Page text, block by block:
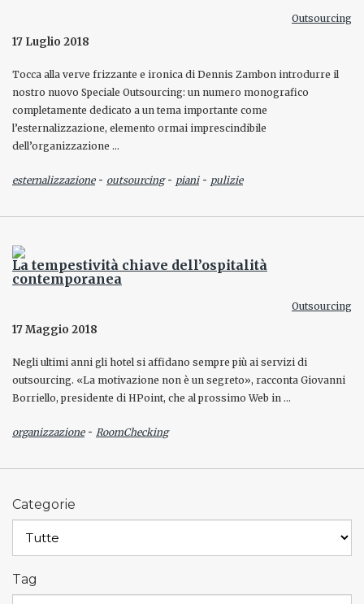
Outsourcing
17 Luglio 2018
Tocca alla verve frizzante e ironica di Dennis Zambon introdurre il
nostro nuovo Speciale Outsourcing: un numero monografico
completamente dedicato a un tema importante come
l’esternalizzazione, elemento ormai imprescindibile
dell’organizzazione …
esternalizzazione- outsourcing- piani- pulizie
La tempestività chiave dell’ospitalità
contemporanea
Outsourcing
17 Maggio 2018
Negli ultimi anni gli hotel si affidano sempre più ai servizi di
outsourcing. «La motivazione non è un segreto», racconta Giovanni
Borriello, presidente di HPoint, che al prossimo Web in …
organizzazione- RoomChecking
Categorie
Tag